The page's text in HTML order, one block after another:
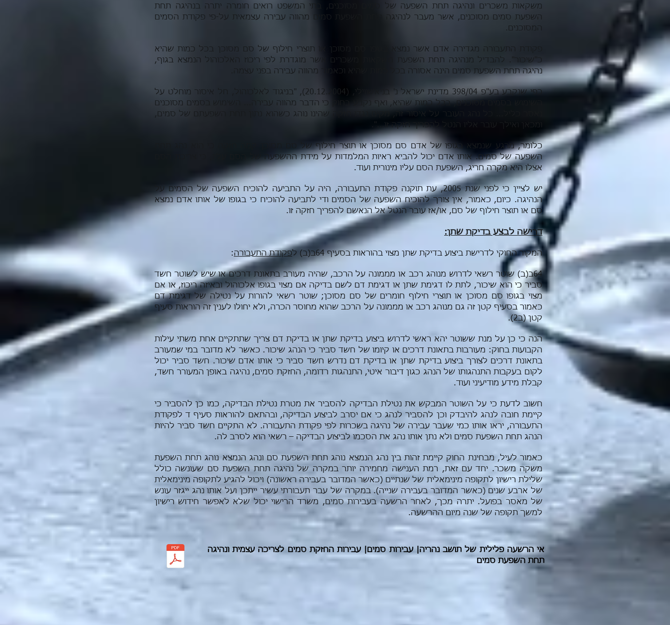
משקאות משכרים ונהיגה תחת השפעה של סמים מסוכנים, בתי המשפט רואים חומרה יתרה בנהיגה תחת
השפעת סמים מסוכנים, אשר מעבר לנהיגה תחת השפעת סמים מהווה עבירה עצמאית על-פי פקודת הסמים
המסוכנים.
פקודת התעבורה מגדירה אדם אשר נמצא בגופו סם מסוכן או תוצרי חילוף של סם מסוכן בכל כמות שהיא
כ"שיכור". להבדיל מנהיגה תחת השפעת משקאות משכרים אשר מוגדרת לפי ריכוז האלכוהול הנמצא בגוף,
נהיגה תחת השפעת סמים הינה אסורה בכל כמות שהיא וכאמור מהווה עבירה בפני עצמה.
כפי שנקבע בע"פ 398/04 מדינת ישראל נ' בניאשווילי, (20.12.2004), "בניגוד לאלכוהול, חל איסור מוחלט על
השימוש בסמים מסוכנים, בכל כמות שהיא, ואף נקבע בחוק כי הדבר מהווה עבירה... השימוש בסמים מסוכנים
נאסר כליל... כל נהג העובר על איסור זה, מקים נגדו חזקה שהינו נוהג כשהוא נתון תחת השפעתם של סמים,
ומכאן ואילך עובר אליו הנטל להפריך חזקה זו...".
כלומר, מרגע שנמצא בגופו של אדם סם מסוכן או תוצר חילוף של סם מסוכן קמה חזקה כי הוא נהג תחת
השפעה של סמים. אותו אדם יכול להביא ראיות המלמדות על מידת ההשפעה של הסם עליו, כי צריכת הסם
אצלו היא מקרה חריג, השפעת הסם עליו מינורית ועוד.
יש לציין כי לפני שנת 2005, עת תוקנה פקודת התעבורה, היה על התביעה להוכיח השפעה של הסמים על
הנהיגה. כיום, כאמור, אין צורך להוכיח השפעה של הסמים ודי לתביעה להוכיח כי בגופו של אותו אדם נמצא
סם או תוצר חילוף של סם, או/אז עובר הנטל אל הנאשם להפריך חזקה זו.
דרישה לבצע בדיקת שתן:
המקור החוקי לדרישת ביצוע בדיקת שתן מצוי בהוראות בסעיף 64ב(ב) ל פקודת התעבורה:
64ב(ב) שוטר רשאי לדרוש מנוהג רכב או מממונה על הרכב, שהיה מעורב בתאונת דרכים או שיש לשוטר חשד
סביר כי הוא שיכור, לתת לו דגימת שתן או דגימת דם לשם בדיקה אם מצוי בגופו אלכוהול ובאיזה ריכוז, או אם
מצוי בגופו סם מסוכן או תוצרי חילוף חומרים של סם מסוכן; שוטר רשאי להורות על נטילה של דגימת דם
כאמור בסעיף קטן זה גם מנוהג רכב או מממונה על הרכב שהוא מחוסר הכרה, ולא יחולו לענין זה הוראות סעיף
קטן (ב2).
הנה כי כן על מנת ששוטר יהא ראשי לדרוש ביצוע בדיקת שתן או בדיקת דם צריך שתתקיים אחת משתי עילות
הקבועות בחוק: מעורבות בתאונת דרכים או קיומו של חשד סביר כי הנהג שיכור. כאשר לא מדובר במי שמעורב
בתאונת דרכים לצורך ביצוע בדיקת שתן או בדיקת דם נדרש חשד סביר כי אותו אדם שיכור. חשד סביר יכול
לקום בעקבות התנהגותו של הנהג כגון דיבור איטי, התנהגות רדומה, החזקת סמים, נהיגה באופן המעורר חשד,
קבלת מידע מודיעיני ועוד.
חשוב לדעת כי על השוטר המבקש את נטילת הבדיקה להסביר את מטרת נטילת הבדיקה, כמו כן להסביר כי
קיימת חובה לנהג להיבדק וכן להסביר לנהג כי אם יסרב לביצוע הבדיקה, ובהתאם להוראות סעיף ד לפקודת
התעבורה, יראו אותו כמי שעבר עבירה של נהיגה בשכרות לפי פקודת התעבורה. לא התקיים חשד סביר להיות
הנהג תחת השפעת סמים ולא נתן אותו נהג את הסכמו לביצוע הבדיקה – רשאי הוא לסרב לה.
כאמור לעיל, מבחינת החוק קיימת זהות בין נהג הנמצא נוהג תחת השפעת סם ונהג הנמצא נוהג תחת השפעת
משקה משכר. יחד עם זאת, רמת הענישה מחמירה יותר במקרה של נהיגה תחת השפעת סם שעונשה כולל
שלילת רישיון לתקופה מינימאלית של שנתיים (כאשר המדובר בעבירה ראשונה) ויכול להגיע לתקופה מינימאלית
של ארבע שנים (כאשר המדובר בעבירה שנייה). במקרה של עבר תעבורתי עשיר ייתכן ועל אותו נהג ייגזר עונש
של מאסר בפועל. יתרה מכך, לאחר הרשעה בעבירות סמים, משרד הרישוי יכול שלא לאפשר חידוש רישיון
למשך תקופה של שנה מיום ההרשעה.
אי הרשעה פלילית של תושב נהריה| עבירות סמים| עבירות החזקת סמים לצריכה עצמית ונהיגה
תחת השפעת סמים